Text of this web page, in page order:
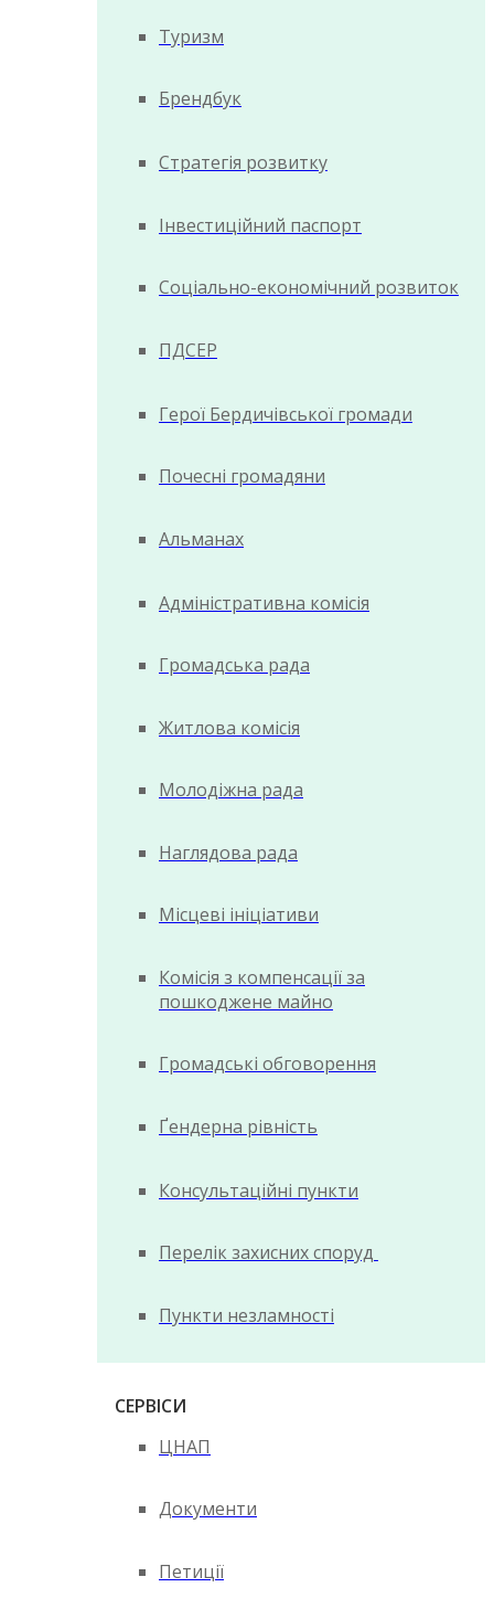
Туризм
Брендбук
Стратегія розвитку
Інвестиційний паспорт
Соціально-економічний розвиток
ПДСЕР
Герої Бердичівської громади
Почесні громадяни
Альманах
Адміністративна комісія
Громадська рада
Житлова комісія
Молодіжна рада
Наглядова рада
Місцеві ініціативи
Комісія з компенсації за
пошкоджене майно
Громадські обговорення
Ґендерна рівність
Консультаційні пункти
Перелік захисних споруд
Пункти незламності
СЕРВІСИ
ЦНАП
Документи
Петиції